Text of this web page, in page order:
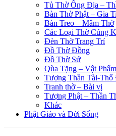
Tủ Thờ Ông Địa –
Bàn Thờ Phật – Gia
Bàn Treo – Mâm Thờ
Các Loại Thờ Cúng
Đèn Thờ Trang Trí
Đồ Thờ Đồng
Đồ Thờ Sứ
Qùa Tặng – Vật
Tượng Thần Tài-Thổ
Tranh thờ – Bài vị
Tượng Phật – Thần
Khác
Phật Giáo và Đời Sống